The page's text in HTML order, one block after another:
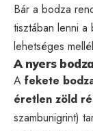
Bár a bodza
tisztában lenni a
lehetséges
A nyers
A fekete
éretlen zöld
szambunigrint)